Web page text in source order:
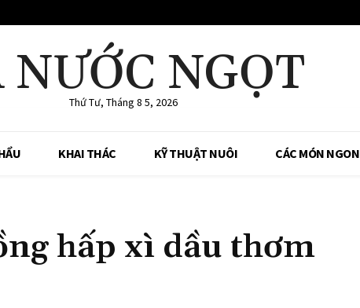
NƯỚC NGỌT
Thứ Tư, Tháng 8 5, 2026
KHAI THÁC KỸ THUẬT NUÔI CÁC MÓN NGON
hấp xì dầu thơm